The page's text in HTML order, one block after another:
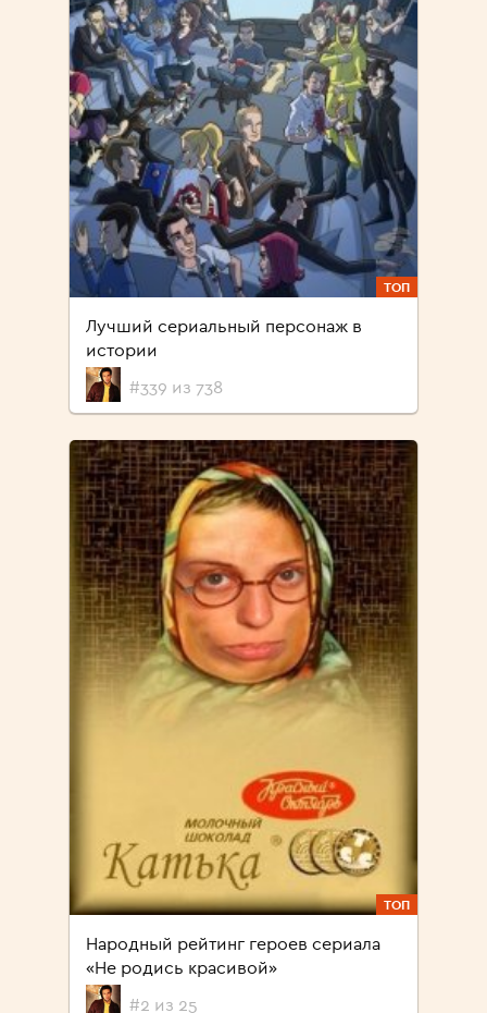
ТОП
Лучший сериальный персонаж в
истории
#339 из 738
ТОП
Народный рейтинг героев сериала
«Не родись красивой»
#2 из 25